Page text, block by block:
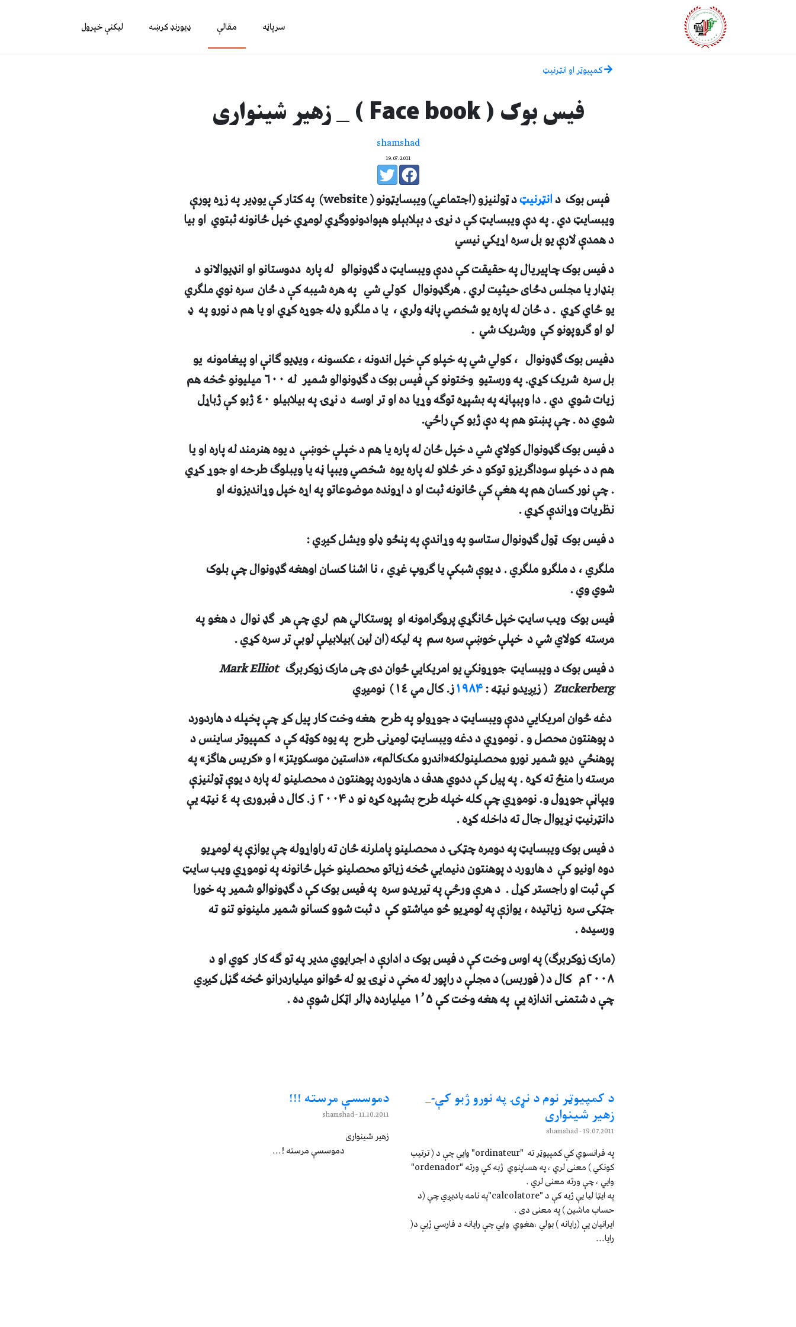
سرپاڼه مقالې ډیورنډ کرښه لیکنې خپرول
کمپيوټر او انټرنيټ
فيس بوک ( Face book ) _ زهير شينواری
shamshad
19.07.2011
فېس بوک دانټرنيټد ټولنيزو (اجتماعي) ويبسايټونو (website) په کتار کې يوډير په زړه پورې
ويبسايټ دي . په دې ويبسايټ کې د نړۍ د بېلابېلو هېوادونووګړي لومړي خپل ځانونه ثبتوي او بيا
د همدې لارې يو بل سره اړيکي نيسي
د فيس بوک چاپيريال په حقيقت کې ددې ويبسايټ د ګډونوالو له پاره ددوستانو او انډيوالانو د
بنډار يا مجلس دځای حيثيت لري . هرګډونوال کولي شي په هره شيبه کې د ځان سره نوي ملګري
يو ځاي کړي . د ځان له پاره يو شخصي پاڼه ولري ، يا د ملګرو ډله جوړه کړي او يا هم د نورو په ډ
لو او ګروپونو کې ورشريک شي .
دفيس بوک ګډونوال ، کولي شي په خپلو کې خپل اندونه ، عکسونه ، ويډيو ګانې او پيغامونه يو
بل سره شريک کړي. په ورستيو وختونو کې فيس بوک د ګډونوالو شمير له۶۰۰ميليونو څخه هم
زيات شوي دي . دا وېبپاڼه په بشپړه توګه وړيا ده او تر اوسه د نړۍ په بيلابيلو ٤٠ ژبو کې ژباړل
شوي ده . چې پښتو هم په دې ژبو کې راځي.
د فيس بوک ګډونوال کولاي شي د خپل ځان له پاره يا هم د خپلې خوښې د يوه هنرمند له پاره او يا
هم د د خپلو سوداګريزو توکو د خر څلاو له پاره يوه شخصي ويبپا ڼه يا ويبلوګ طرحه او جوړ کړي
. چې نور کسان هم په هغې کې ځانونه ثبت او د اړونده موضوعاتو په اړه خپل وړانديزونه او
نظريات وړاندې کړي .
د فيس بوک ټول ګډونوال ستاسو په وړاندې په پنځو ډلو ويشل کيږي :
ملګري ، د ملګرو ملګري . د يوې شبکې يا ګروپ غړي ،نا اشنا کساناوهغه ګډونوال چې بلوک
شوي وي .
فيس بوک ويب سايټ خپل ځانګړي پروګرامونه او پوستکالي هم لري چې هر ګډ نوال د هغو په
مرسته کولاي شي د خپلې خوښې سره سم په ليکه (ان لين )بيلابيلې لوبې تر سره کړي .
د فيس بوک د ويبسايټ جوړونکييو امريکايي ځواندی چی مارک زوکربرگ Mark Elliot
Zuckerberg ( زيږيدو نيټه :۱۹۸۴ز. کال مي ١٤
) نوميږي
دغه ځوان امريکايي ددې ويبسايټ د جوړولو په طرح هغه وخت کار پيل کړ چې پخپله د هاردورد
د پوهنتون محصل و . نوموړي د دغه ويبسايټ لومړنۍ طرح په يوه کوټه کې د کمپيوتر ساينس د
پوهنځي ديو شمير نورو محصلينولکه«اندرو مک‌کالم»، «داستين موسکويتز» ا و «کريس هاگز» په
مرسته را منځ ته کړه . په پيل کې ددوي هدف د هاردورد پوهنتون د محصلينو له پاره د يوې ټولنيزې
ويپاڼې جوړول و.نوموړي
چې کله خپله طرح بشپړه کړه نو د ۲۰۰۴ ز. کال د فبرورۍ په ٤ نيټه يې
دانټرنيټ نړيوال جال ته داخله کړه .
د فيس بوک ويبسايټ په دومره چټکۍ د محصلينو پاملرنه ځان ته راواړوله چې يوازې په لومړيو
دوه اونيو کې د هارورد د پوهنتون دنيمايي څخه زياتو محصلينو خپل ځانونه په نوموړي ويب سايټ
کې ثبت او راجستر کړل . د هرې ورځې په تيريدو سره په فيس بوک کې د ګډونوالو شمير په خورا
جټکۍ سره زياتيده ، يوازې په لومړيو څو مياشتو کې د ثبت شوو کسانو شمير ملينونو تنو ته
ورسيده .
(مارک زوکربرگ) په اوس وخت کې د فيس بوک د ادارې د اجرايوي مدير په تو ګه کار کوي او د
٢٠٠٨م کال د (
فوربس) د مجلې د راپور له مخې د نړۍ يو له ځوانو ميلياردرانو څخه ګڼل کيږي
چې د شتمنۍ اندازه يې په هغه وخت کې ۱٬۵ ميليارده ډالر اټکل شوې ده .
د کمپيوټر نوم د نړۍ په نورو ژبو کې-_
زهير شينواری
19.07.2011
- shamshad
په فرانسوي کې کمپيوټر ته "ordinateur" وايي چې د ( ترتيب
کونکي ) معنی لري ، په هساپنوي ژبه کې ورته "ordenador"
وايي ، چې ورته معنی لري .
په ايټا ليا يې ژبه کې د "calcolatore"په نامه ياديږي چې (د
حساب ماشين ) په معنی دی .
ايرانيان يې (رايانه ) بولي ،هغوي وايي چې رايانه د فارسي ژبې د(
رايا...
دموسسې مرسته !!!
11.10.2011
- shamshad
زهير شينواری
دموسسې مرسته !...